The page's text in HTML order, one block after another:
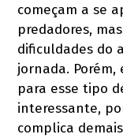
começam a se
predadores,
dificuldades do
jornada. Porém,
para esse tipo
interessante,
complica